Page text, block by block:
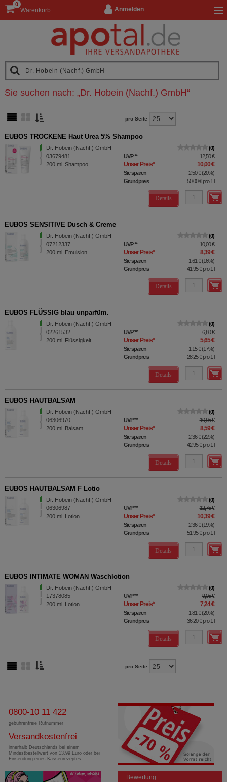
Anmelden
Warenkorb
0
Sie suchen nach: „Dr. Hobein (Nachf.) GmbH“
pro Seite
EUBOS TROCKENE Haut Urea 5% Shampoo
Dr. Hobein (Nachf.) GmbH
03679481
200 ml Shampoo
0
UVP** 12,50 €
Unser Preis* 10,00 €
Sie sparen 2,50 €(20%)
Grundpreis
50,00 €pro 1 l
Details
EUBOS SENSITIVE Dusch & Creme
Dr. Hobein (Nachf.) GmbH
07212337
200 ml Emulsion
0
UVP** 10,00 €
Unser Preis* 8,39 €
Sie sparen 1,61 €(16%)
Grundpreis
41,95 €pro 1 l
Details
EUBOS FLÜSSIG blau unparfüm.
Dr. Hobein (Nachf.) GmbH
02261532
200 ml Flüssigkeit
0
UVP** 6,80 €
Unser Preis* 5,65 €
Sie sparen 1,15 €(17%)
Grundpreis
28,25 €pro 1 l
Details
EUBOS HAUTBALSAM
Dr. Hobein (Nachf.) GmbH
06306970
200 ml Balsam
0
UVP** 10,95 €
Unser Preis* 8,59 €
Sie sparen 2,36 €(22%)
Grundpreis
42,95 €pro 1 l
Details
EUBOS HAUTBALSAM F Lotio
Dr. Hobein (Nachf.) GmbH
06306987
200 ml Lotion
0
UVP** 12,75 €
Unser Preis* 10,39 €
Sie sparen 2,36 €(19%)
Grundpreis
51,95 €pro 1 l
Details
EUBOS INTIMATE WOMAN Waschlotion
Dr. Hobein (Nachf.) GmbH
17378085
200 ml Lotion
0
UVP** 9,05 €
Unser Preis* 7,24 €
Sie sparen 1,81 €(20%)
Grundpreis
36,20 €pro 1 l
Details
pro Seite
0800-10 11 422
gebührenfreie Rufnummer
Versandkostenfrei
innerhalb Deutschlands bei einem
Mindestbestellwert von 13,99 Euro oder bei
Einsendung eines Kassenrezeptes
Bewertung